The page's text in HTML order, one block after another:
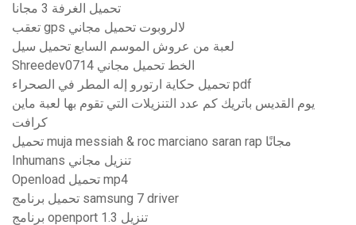
تحميل الغرفة 3 مجانا
تعقب gps لالروبوت تحميل مجاني
لعبة من عروش الموسم السابع تحميل سيل
Shreedev0714 الخط تحميل مجاني
تحميل حكاية ارتورو إله المطر في الصحراء pdf
يوم القديس باتريك كم عدد التنزيلات التي تقوم بها لعبة ماين
كرافت
تحميل muja messiah & roc marciano saran rap مجانًا
Inhumans تنزيل مجاني
Openload تحميل mp4
تحميل برنامج samsung 7 driver
برنامج openport 1.3 تنزيل